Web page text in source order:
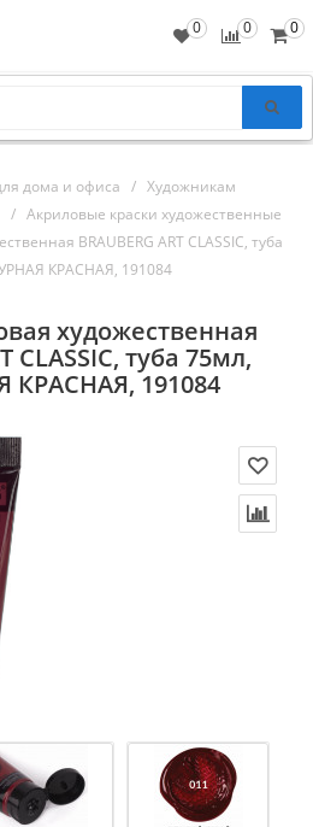
0
0
0
дома и офиса
Художникам
Акриловые краски художественные
BRAUBERG ART CLASSIC, туба
КРАСНАЯ, 191084
художественная
CLASSIC, туба 75мл,
КРАСНАЯ, 191084